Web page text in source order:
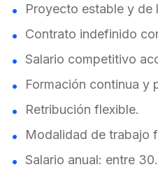
Proyecto estable y de
Contrato indefinido
Salario competitivo
Formación continua y
Retribución flexible.
Modalidad de trabajo
Salario anual: entre